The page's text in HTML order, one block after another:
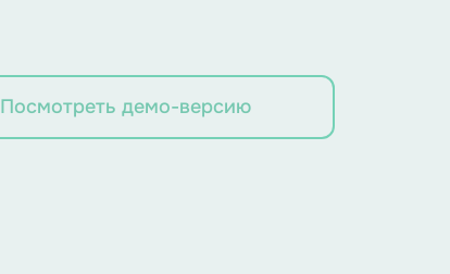
Посмотреть демо-версию